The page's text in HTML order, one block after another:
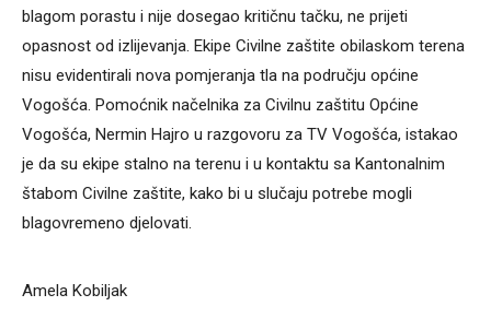
blagom porastu i nije dosegao kritičnu tačku, ne prijeti
opasnost od izlijevanja. Ekipe Civilne zaštite obilaskom terena
nisu evidentirali nova pomjeranja tla na području općine
Vogošća. Pomoćnik načelnika za Civilnu zaštitu Općine
Vogošća, Nermin Hajro u razgovoru za TV Vogošća, istakao
je da su ekipe stalno na terenu i u kontaktu sa Kantonalnim
štabom Civilne zaštite, kako bi u slučaju potrebe mogli
blagovremeno djelovati.
Amela Kobiljak